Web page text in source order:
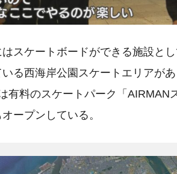
スケートボードができる施設と
る西海岸公園スケートエリアが
有料のスケートパーク「AIRMAN
ープンしている。